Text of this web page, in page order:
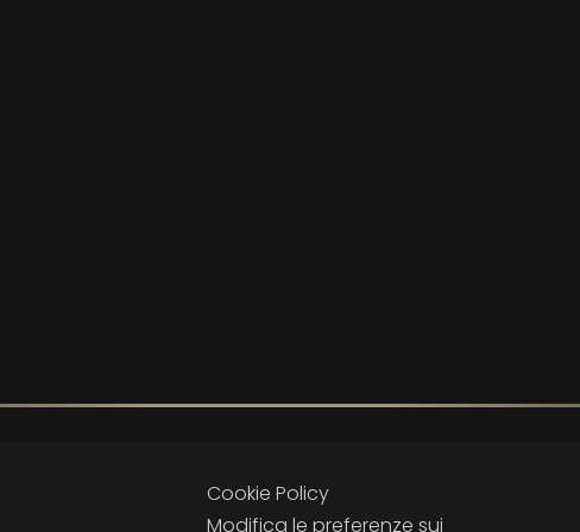
Cookie Policy
Modifica le preferenze sui